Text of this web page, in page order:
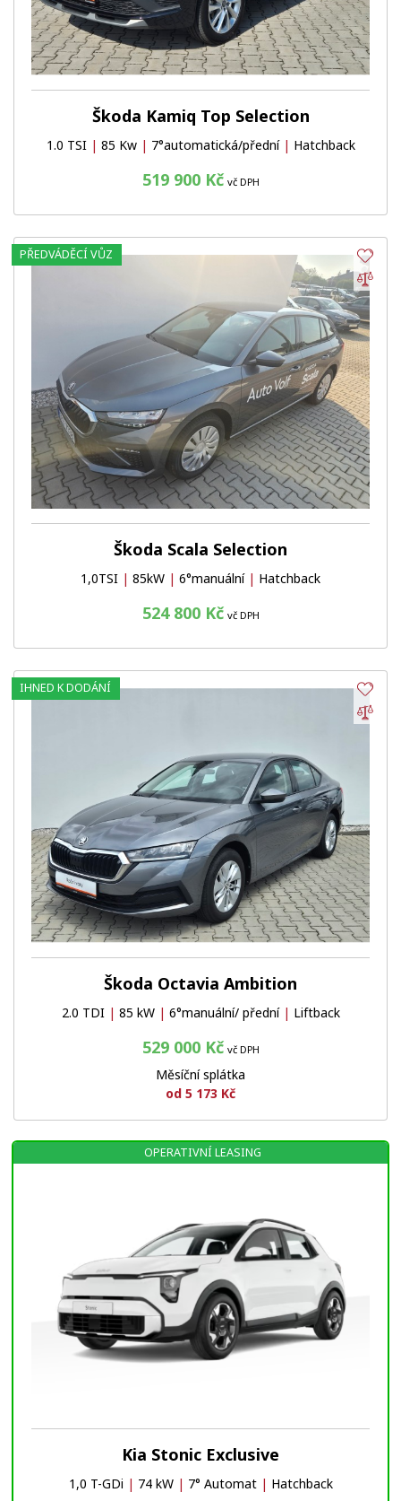
Škoda Kamiq Top Selection
1.0 TSI | 85 Kw | 7°automatická/přední | Hatchback
519 900 Kč vč DPH
Škoda Scala Selection
1,0TSI | 85kW | 6°manuální | Hatchback
524 800 Kč vč DPH
PŘEDVÁDĚCÍ VŮZ
Škoda Octavia Ambition
2.0 TDI | 85 kW | 6°manuální/ přední | Liftback
529 000 Kč vč DPH
Měsíční splátka
od 5 173 Kč
IHNED K DODÁNÍ
Kia Stonic Exclusive
1,0 T-GDi | 74 kW | 7° Automat | Hatchback
OPERATIVNÍ LEASING